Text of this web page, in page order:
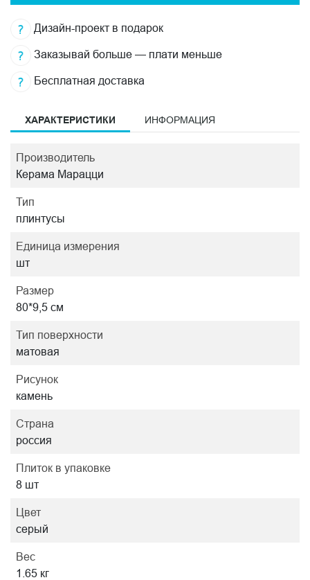
Дизайн-проект в подарок
Заказывай больше — плати меньше
Бесплатная доставка
ХАРАКТЕРИСТИКИ ИНФОРМАЦИЯ
Производитель
Керама Марацци
Тип
плинтусы
Единица измерения
шт
Размер
80*9,5 см
Тип поверхности
матовая
Рисунок
камень
Страна
россия
Плиток в упаковке
8 шт
Цвет
серый
Вес
1.65 кг